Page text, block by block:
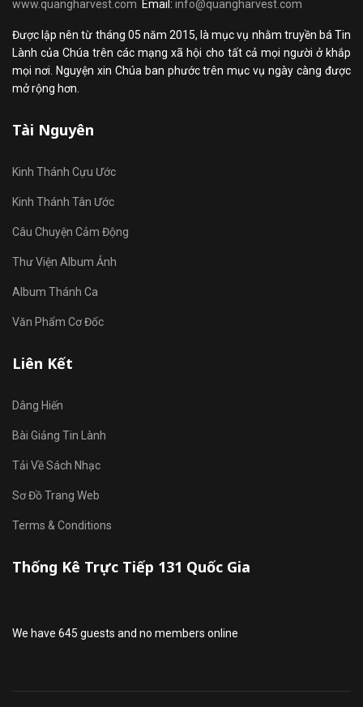
www.quangharvest.com Email: info@quangharvest.com
Được lập nên từ tháng 05 năm 2015, là mục vụ nhằm truyền bá Tin
Lành của Chúa trên các mạng xã hội cho tất cả mọi người ở khắp
mọi nơi. Nguyện xin Chúa ban phước trên mục vụ ngày càng được
mở rộng hơn.
Tài Nguyên
Kinh Thánh Cựu Ước
Kinh Thánh Tân Ước
Câu Chuyện Cảm Động
Thư Viện Album Ảnh
Album Thánh Ca
Văn Phẩm Cơ Đốc
Liên Kết
Dâng Hiến
Bài Giảng Tin Lành
Tải Về Sách Nhạc
Sơ Đồ Trang Web
Terms & Conditions
Thống Kê Trực Tiếp 131 Quốc Gia
We have 645 guests and no members online